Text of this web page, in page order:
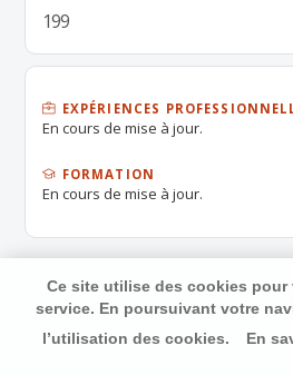
199
EXPÉRIENCES
En cours de mise à jour.
FORMATION
En cours de mise à jour.
Ce site utilise des cookies
service. En poursuivant votre
l’utilisation des cookies.
En